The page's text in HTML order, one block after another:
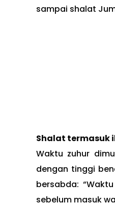
sampai shalat
Shalat termasuk
Waktu zuhur
dengan tinggi
bersabda:
sebelum masuk